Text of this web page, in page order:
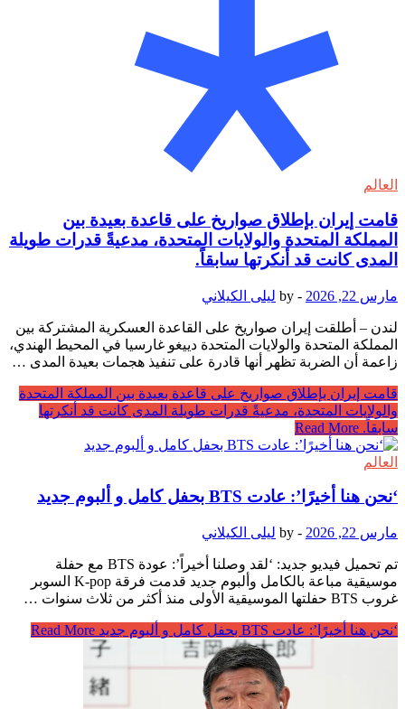
العالم
قامت إيران بإطلاق صواريخ على قاعدة بعيدة بين
المملكة المتحدة والولايات المتحدة، مدعيةً قدرات طويلة
المدى كانت قد أنكرتها سابقاً.
مارس 22, 2026 -
by ليلى الكيلاني
لندن – أطلقت إيران صواريخ على القاعدة العسكرية المشتركة بين
المملكة المتحدة والولايات المتحدة دييغو غارسيا في المحيط الهندي،
زاعمة أن الضربة تظهر أنها قادرة على تنفيذ هجمات بعيدة المدى …
قامت إيران بإطلاق صواريخ على قاعدة بعيدة بين المملكة المتحدة
والولايات المتحدة، مدعيةً قدرات طويلة المدى كانت قد أنكرتها
سابقاً.
العالم
‘نحن هنا أخيرًا’: عادت BTS بحفل كامل و ألبوم جديد
مارس 22, 2026 -
by ليلى الكيلاني
تم تحميل فيديو جديد: ‘لقد وصلنا أخيراً’: عودة BTS مع حفلة
موسيقية مباعة بالكامل وألبوم جديد قدمت فرقة K-pop السوبر
غروب BTS حفلتها الموسيقية الأولى منذ أكثر من ثلاث سنوات …
‘نحن هنا أخيرًا’: عادت BTS بحفل كامل و ألبوم جديد